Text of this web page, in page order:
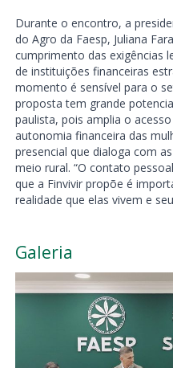
Durante o encontro, a
do Agro da Faesp, Juliana
cumprimento das exigências
de instituições financeiras
momento é sensível para o
proposta tem grande
paulista, pois amplia o
autonomia financeira das
presencial que dialoga com
meio rural. “O contato
que a Finvivir propõe é
realidade que elas vivem e
Galeria